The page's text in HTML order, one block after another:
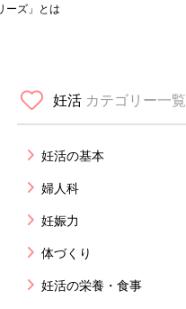
ーズ」とは
妊活 カテゴリー一覧
妊活の基本
婦人科
妊娠力
体づくり
妊活の栄養・食事